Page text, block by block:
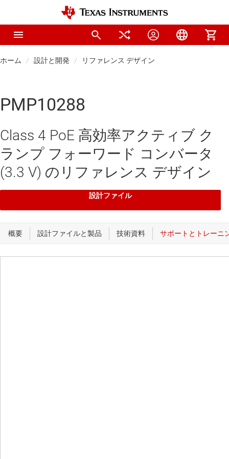
ホーム 設計と開発 リファレンス デザイン
PMP10288
Class 4 PoE 高効率アクティブ ク
ランプ フォーワード コンバータ
(3.3 V) のリファレンス デザイン
設計ファイル